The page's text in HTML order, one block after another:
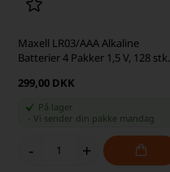
Maxell LR03/AAA Alkaline
Batterier 4 Pakker 1,5 V, 128 stk.
299,00 DKK
På lager
-Vi sender din pakke mandag
- +